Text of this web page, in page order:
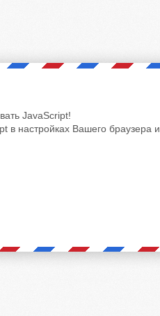
JavaScript!
в настройках Вашего браузера и